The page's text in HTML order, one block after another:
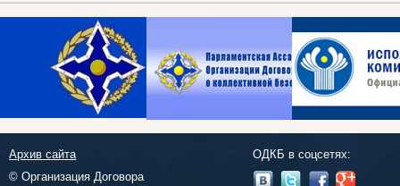
Архив сайта
© Организация Договора
ОДКБ в соцсетях: